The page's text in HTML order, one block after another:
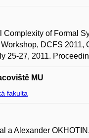
Complexity of Formal
Workshop, DCFS 2011,
25-27, 2011.
MU
fakulta
a Alexander